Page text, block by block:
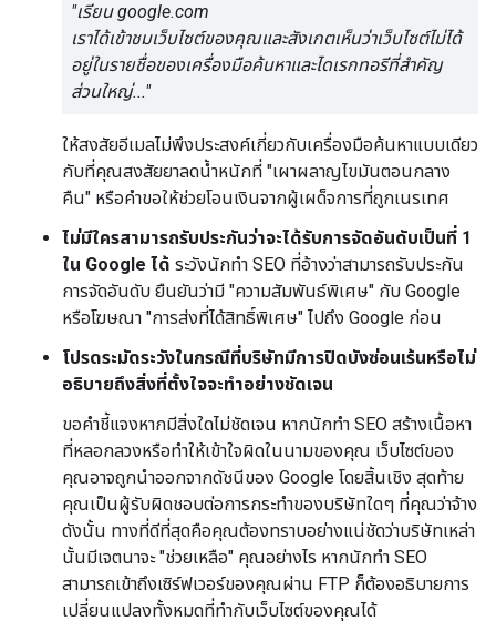
"เรียน google.com
เราได้เข้าชมเว็บไซต์ของคุณและสังเกตเห็นว่าเว็บไซต์ไม่ได้
อยู่ในรายชื่อของเครื่องมือค้นหาและไดเรกทอรีที่สำคัญ
ส่วนใหญ่..."
ให้สงสัยอีเมลไม่พึงประสงค์เกี่ยวกับเครื่องมือค้นหาแบบเดียว
กับที่คุณสงสัยยาลดน้ำหนักที่ "เผาผลาญไขมันตอนกลาง
คืน" หรือคำขอให้ช่วยโอนเงินจากผู้เผด็จการที่ถูกเนรเทศ
ไม่มีใครสามารถรับประกันว่าจะได้รับการจัดอันดับเป็นที่ 1
ใน Google ได้ ระวังนักทำ SEO ที่อ้างว่าสามารถรับประกัน
การจัดอันดับ ยืนยันว่ามี "ความสัมพันธ์พิเศษ" กับ Google
หรือโฆษณา "การส่งที่ได้สิทธิ์พิเศษ" ไปถึง Google ก่อน
โปรดระมัดระวังในกรณีที่บริษัทมีการปิดบังซ่อนเร้นหรือไม่
อธิบายถึงสิ่งที่ตั้งใจจะทำอย่างชัดเจน
ขอคำชี้แจงหากมีสิ่งใดไม่ชัดเจน หากนักทำ SEO สร้างเนื้อหา
ที่หลอกลวงหรือทำให้เข้าใจผิดในนามของคุณ เว็บไซต์ของ
คุณอาจถูกนำออกจากดัชนีของ Google โดยสิ้นเชิง สุดท้าย
คุณเป็นผู้รับผิดชอบต่อการกระทำของบริษัทใดๆ ที่คุณว่าจ้าง
ดังนั้น ทางที่ดีที่สุดคือคุณต้องทราบอย่างแน่ชัดว่าบริษัทเหล่า
นั้นมีเจตนาจะ "ช่วยเหลือ" คุณอย่างไร หากนักทำ SEO
สามารถเข้าถึงเซิร์ฟเวอร์ของคุณผ่าน FTP ก็ต้องอธิบายการ
เปลี่ยนแปลงทั้งหมดที่ทำกับเว็บไซต์ของคุณได้